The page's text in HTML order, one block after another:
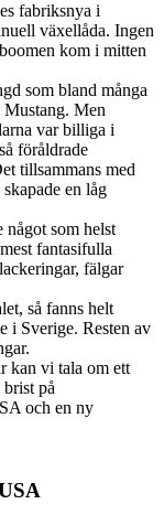
fabriksnya i
växellåda. Ingen
kom i mitten
som bland många
Mustang. Men
var billiga i
föråldrade
tillsammans med
en låg
något som helst
fantasifulla
fälgar
så fanns helt
i Sverige. Resten av
kan vi tala om ett
på
och en ny